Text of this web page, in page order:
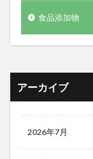
食品添加物
アーカイブ
2026年7月